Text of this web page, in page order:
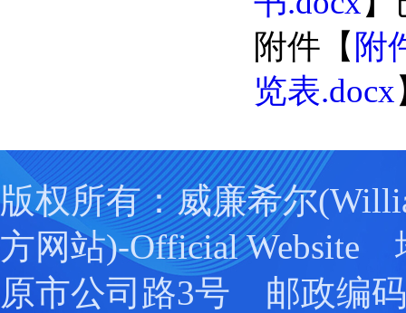
附件【 附
览表.docx
版权所有：威廉希尔
方网站)-Official Website
原市公司路3号 邮政编码